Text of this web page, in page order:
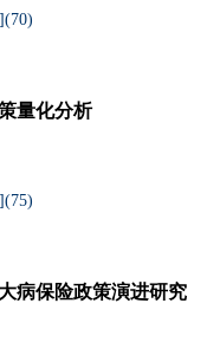
70)
量化分析
75)
病保险政策演进研究